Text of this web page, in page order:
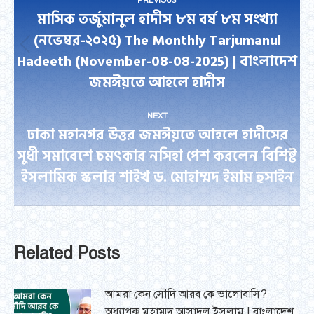
navigation
post:
মাসিক তর্জুমানুল হাদীস ৮ম বর্ষ ৮ম সংখ্যা
(নভেম্বর-২০২৫) The Monthly Tarjumanul
Hadeeth (November-08-08-2025) | বাংলাদেশ
জমঈয়তে আহলে হাদীস
NEXT
Next
post:
ঢাকা মহানগর উত্তর জমঈয়তে আহলে হাদীসের
সুধী সমাবেশে চমৎকার নসিহা পেশ করলেন বিশিষ্ট
ইসলামিক স্কলার শাইখ ড. মোহাম্মদ ইমাম হুসাইন
Related Posts
আমরা কেন সৌদি আরব কে ভালোবাসি?